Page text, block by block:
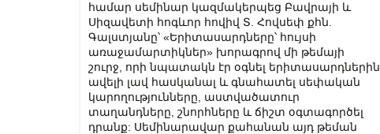
համար սեմինար կազմակերպեց Բավրայի և
Սիզավետի հոգևոր հովիվ Տ. Հովսեփ քհն.
Գալստյանը՝ «Երիտասարդները՝ հույսի
առաջամարտիկներ» խորագրով մի թեմայի
շուրջ, որի նպատակն էր օգնել երիտասարդներին
ավելի լավ հասկանալ և գնահատել սեփական
կարողությունները, աստվածատուր
տաղանդները, շնորհները և ճիշտ օգտագործել
դրանք: Սեմինարավար քահանան այդ թեման